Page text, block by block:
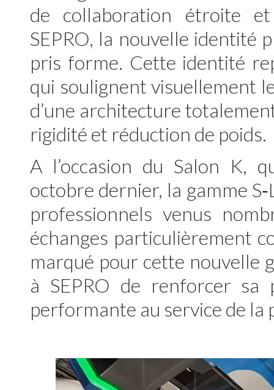
de collaboration étroite et
SEPRO, la nouvelle identité
pris forme. Cette identité
qui soulignent visuellement
d’une architecture
rigidité et réduction de poids.
A l’occasion du Salon K,
octobre dernier, la gamme
professionnels venus
échanges particulièrement
marqué pour cette nouvelle
à SEPRO de renforcer sa
performante au service de la